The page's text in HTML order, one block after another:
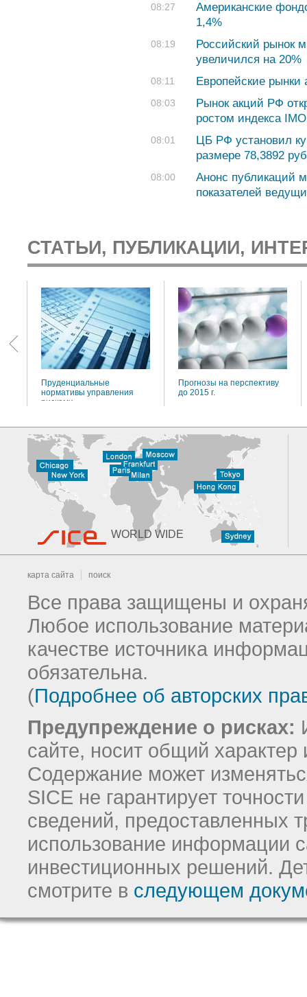
08:27
Американские
1,4%
08:19
Российский рынок
увеличился на 20%
08:11 Европейские
08:03
Рынок акций РФ
ростом индекса
08:01
ЦБ РФ установил
размере 78,3892
08:00
Анонс публикаций
показателей
СТАТЬИ, ПУБЛИКАЦИИ,
Пруденциальные
нормативы управления
рисками
Прогнозы на перспективу
до 2015 г.
WORLD WIDE
карта сайта поиск
Все права защищены и
Любое использование
качестве источника
обязательна.
(Подробнее об авторских
Предупреждение о рисках:
сайте, носит общий
Содержание может
SICE не гарантирует
сведений, предоставленных
использование информации
инвестиционных решений.
смотрите в следующем